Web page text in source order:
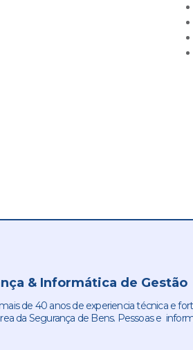
& Informática de Gestão
de 40 anos de experiencia técnica e
da Segurança de Bens. Pessoas e